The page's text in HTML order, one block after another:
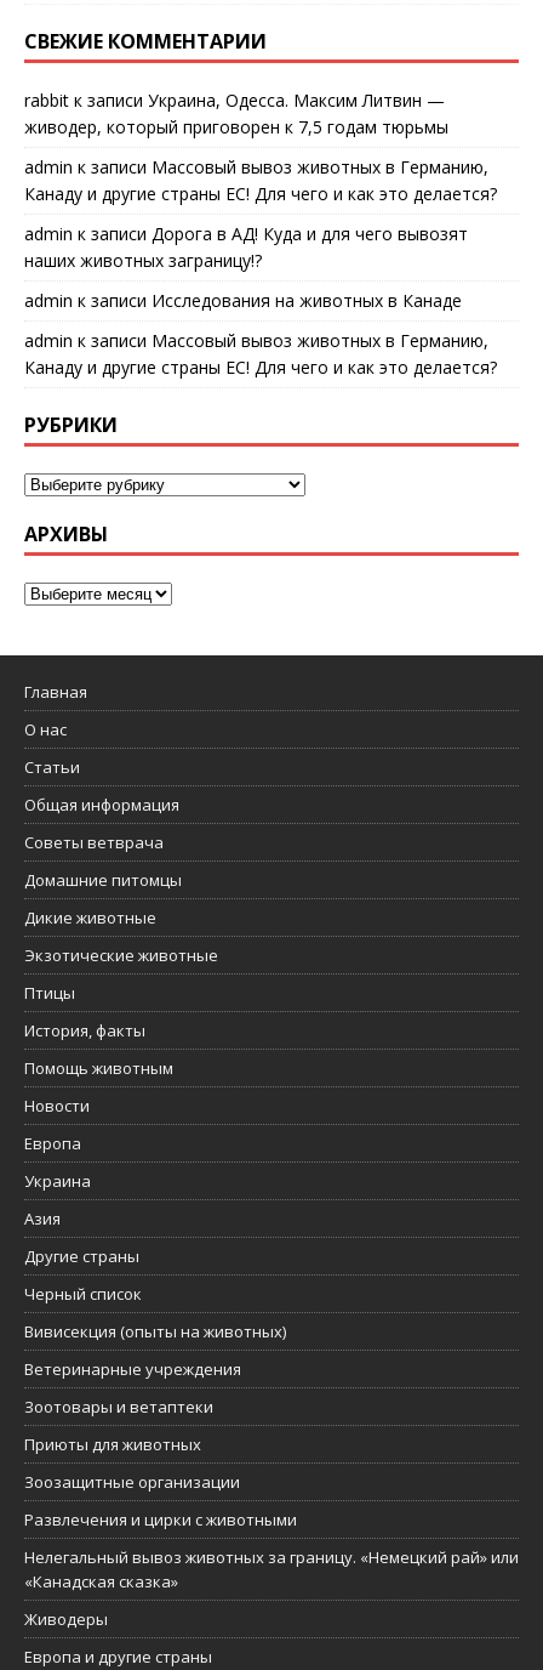
СВЕЖИЕ КОММЕНТАРИИ
rabbit к записи Украина, Одесса. Максим Литвин —
живодер, который приговорен к 7,5 годам тюрьмы
admin к записи Массовый вывоз животных в Германию,
Канаду и другие страны ЕС! Для чего и как это делается?
admin к записи Дорога в АД! Куда и для чего вывозят
наших животных заграницу!?
admin к записи Исследования на животных в Канаде
admin к записи Массовый вывоз животных в Германию,
Канаду и другие страны ЕС! Для чего и как это делается?
РУБРИКИ
АРХИВЫ
Главная
О нас
Статьи
Общая информация
Советы ветврача
Домашние питомцы
Дикие животные
Экзотические животные
Птицы
История, факты
Помощь животным
Новости
Европа
Украина
Азия
Другие страны
Черный список
Вивисекция (опыты на животных)
Ветеринарные учреждения
Зоотовары и ветаптеки
Приюты для животных
Зоозащитные организации
Развлечения и цирки с животными
Нелегальный вывоз животных за границу. «Немецкий рай» или
«Канадская сказка»
Живодеры
Европа и другие страны